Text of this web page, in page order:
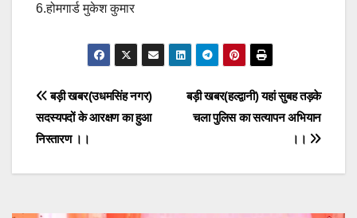
6.होमगार्ड मुकेश कुमार
Post
navigation
बड़ी खबर(हल्द्वानी) यहां सुबह तड़के
चला पुलिस का सत्यापन अभियान
।।
बड़ी खबर(उधमसिंह नगर)
सदस्यपदों के आरक्षण का हुआ
निस्तारण ।।